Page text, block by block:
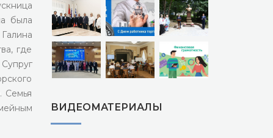
была
где
Семья
ВИДЕОМАТЕРИАЛЫ